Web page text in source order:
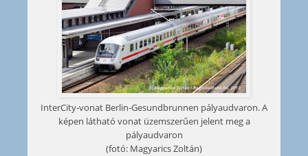
InterCity-vonat Berlin-Gesundbrunnen pályaudvaron. A
képen látható vonat üzemszerűen jelent meg a
pályaudvaron
(fotó: Magyarics Zoltán)